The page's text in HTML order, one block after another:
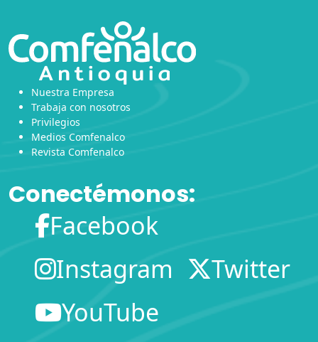
Nuestra Empresa
Trabaja con nosotros
Privilegios
Medios Comfenalco
Revista Comfenalco
Conectémonos:
Facebook
Instagram
Twitter
YouTube